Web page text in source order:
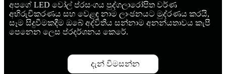
අපගේ LED වෝල් ප්රසංගය පුද්ගලාරෝපිත වර්ණ
අභිරුචිකරණය සහ වෙළඳ නාම ලාංඡනයට මුද්රණය කරයි,
සෑම සිදුවීමකදීම ඔබේ අද්විතීය සන්නාම අනන්යතාවය කැපී
පෙනෙන ලෙස ප්රදර්ශනය කෙරේ.
දැන් විමසන්න